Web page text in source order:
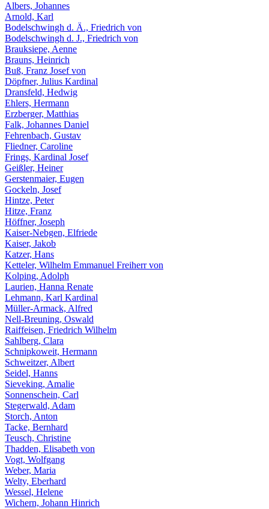
Albers, Johannes
Arnold, Karl
Bodelschwingh d. Ä., Friedrich von
Bodelschwingh d. J., Friedrich von
Brauksiepe, Aenne
Brauns, Heinrich
Buß, Franz Josef von
Döpfner, Julius Kardinal
Dransfeld, Hedwig
Ehlers, Hermann
Erzberger, Matthias
Falk, Johannes Daniel
Fehrenbach, Gustav
Fliedner, Caroline
Frings, Kardinal Josef
Geißler, Heiner
Gerstenmaier, Eugen
Gockeln, Josef
Hintze, Peter
Hitze, Franz
Höffner, Joseph
Kaiser-Nebgen, Elfriede
Kaiser, Jakob
Katzer, Hans
Ketteler, Wilhelm Emmanuel Freiherr von
Kolping, Adolph
Laurien, Hanna Renate
Lehmann, Karl Kardinal
Müller-Armack, Alfred
Nell-Breuning, Oswald
Raiffeisen, Friedrich Wilhelm
Sahlberg, Clara
Schnipkoweit, Hermann
Schweitzer, Albert
Seidel, Hanns
Sieveking, Amalie
Sonnenschein, Carl
Stegerwald, Adam
Storch, Anton
Tacke, Bernhard
Teusch, Christine
Thadden, Elisabeth von
Vogt, Wolfgang
Weber, Maria
Welty, Eberhard
Wessel, Helene
Wichern, Johann Hinrich